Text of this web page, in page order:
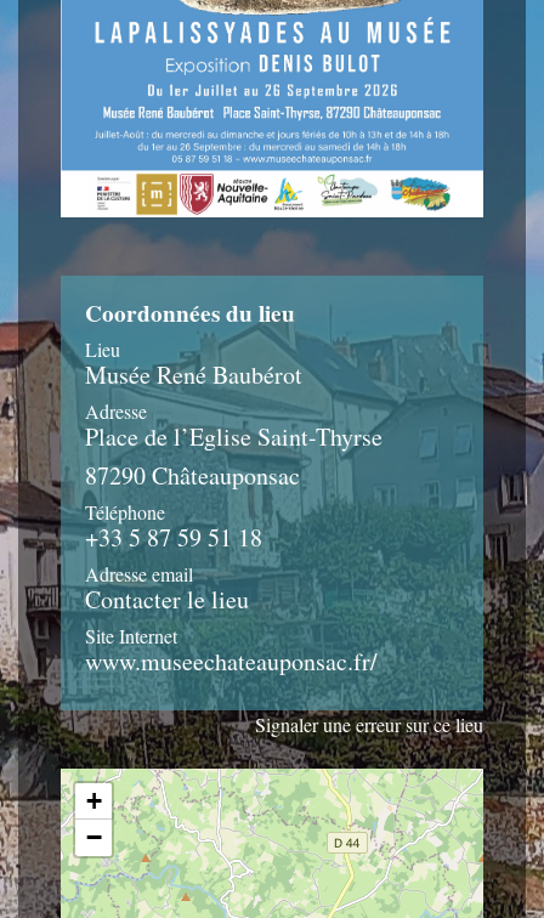
Coordonnées du lieu
Lieu
Musée René Baubérot
Adresse
Place de l’Eglise Saint-Thyrse
87290 Châteauponsac
Téléphone
+33 5 87 59 51 18
Adresse email
Contacter le lieu
Site Internet
www.museechateauponsac.fr/
Signaler une erreur sur ce lieu
+
−